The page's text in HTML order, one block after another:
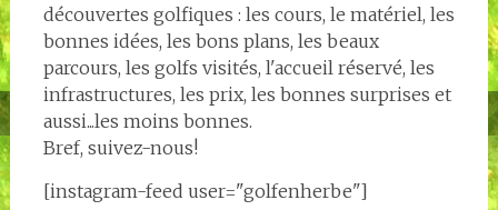
découvertes golfiques : les cours, le matériel, les
bonnes idées, les bons plans, les beaux
parcours, les golfs visités, l'accueil réservé, les
infrastructures, les prix, les bonnes surprises et
aussi...les moins bonnes.
Bref, suivez-nous!
[instagram-feed user="golfenherbe"]